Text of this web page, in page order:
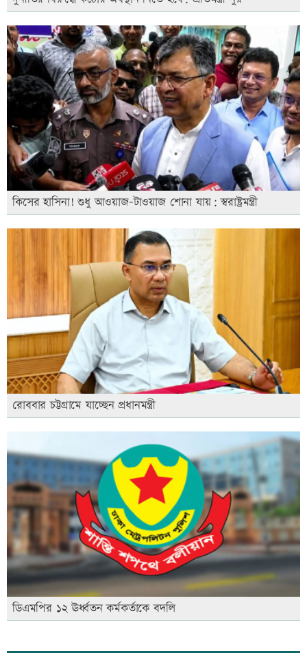
কিসের হাসিনা! শুধু আওয়াজ-টাওয়াজ শোনা যায়: স্বরাষ্ট্রমন্ত্রী
রোববার চট্টগ্রামে যাচ্ছেন প্রধানমন্ত্রী
ডিএমপির ১২ ঊর্ধ্বতন কর্মকর্তাকে বদলি